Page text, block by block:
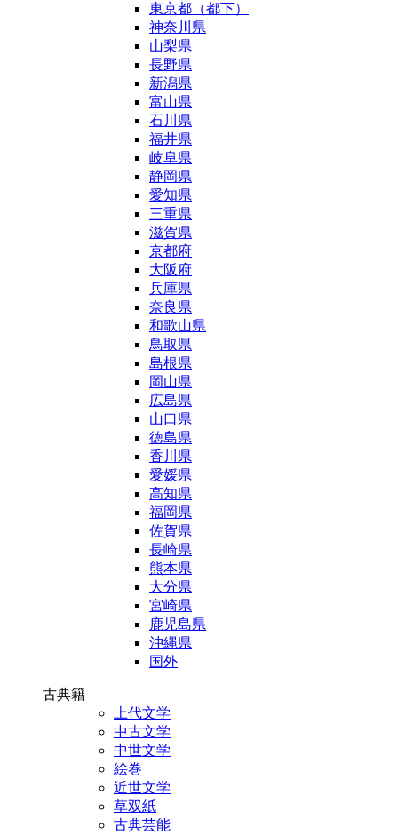
東京都（都下）
神奈川県
山梨県
長野県
新潟県
富山県
石川県
福井県
岐阜県
静岡県
愛知県
三重県
滋賀県
京都府
大阪府
兵庫県
奈良県
和歌山県
鳥取県
島根県
岡山県
広島県
山口県
徳島県
香川県
愛媛県
高知県
福岡県
佐賀県
長崎県
熊本県
大分県
宮崎県
鹿児島県
沖縄県
国外
古典籍
上代文学
中古文学
中世文学
絵巻
近世文学
草双紙
古典芸能